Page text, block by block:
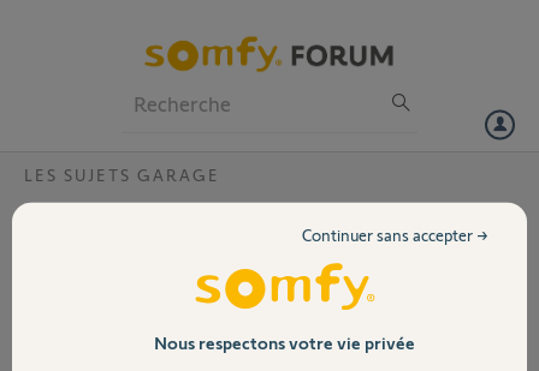
Volet
LES SUJETS GARAGE
Hauteur linteau moteur Dexxo compact rts
Bonjour, j’envisage
d’installer une porte
sectionelle dans mon
garage de 2m40 de
largeur et 2 m de hauteur
Nous respectons votre vie privée
Continuer sans accepter →